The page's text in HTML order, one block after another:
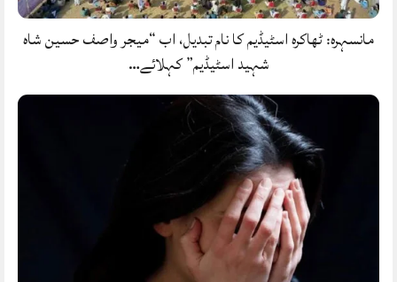
مانسہرہ: ٹھاکرہ اسٹیڈیم کا نام تبدیل، اب “میجر واصف حسین شاہ
شہید اسٹیڈیم” کہلائے…